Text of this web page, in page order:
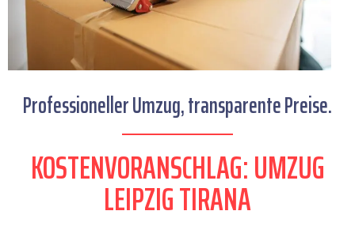
Professioneller Umzug, transparente Preise.
KOSTENVORANSCHLAG: UMZUG
LEIPZIG TIRANA